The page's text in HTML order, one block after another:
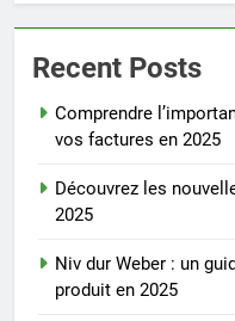
Recent Posts
Comprendre
vos factures en 2025
Découvrez les
2025
Niv dur Weber : un
produit en 2025